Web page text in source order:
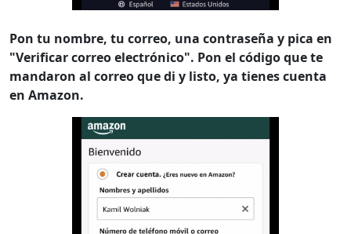
Pon tu nombre, tu correo, una contraseña y pica en
"Verificar correo electrónico". Pon el código que te
mandaron al correo que di y listo, ya tienes cuenta
en Amazon.